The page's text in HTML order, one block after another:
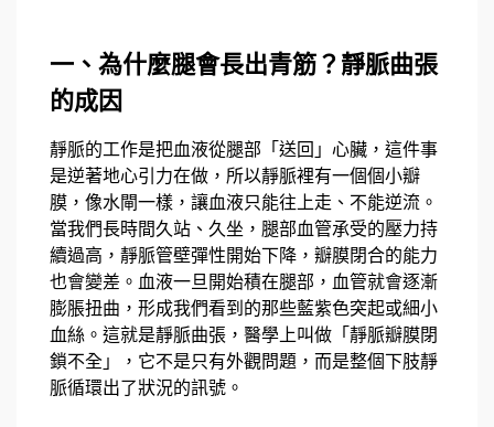
一、為什麼腿會長出青筋？靜脈曲張
的成因
靜脈的工作是把血液從腿部「送回」心臟，這件事
是逆著地心引力在做，所以靜脈裡有一個個小瓣
膜，像水閘一樣，讓血液只能往上走、不能逆流。
當我們長時間久站、久坐，腿部血管承受的壓力持
續過高，靜脈管壁彈性開始下降，瓣膜閉合的能力
也會變差。血液一旦開始積在腿部，血管就會逐漸
膨脹扭曲，形成我們看到的那些藍紫色突起或細小
血絲。 這就是靜脈曲張，醫學上叫做「靜脈瓣膜閉
鎖不全」，它不是只有外觀問題，而是整個下肢靜
脈循環出了狀況的訊號。